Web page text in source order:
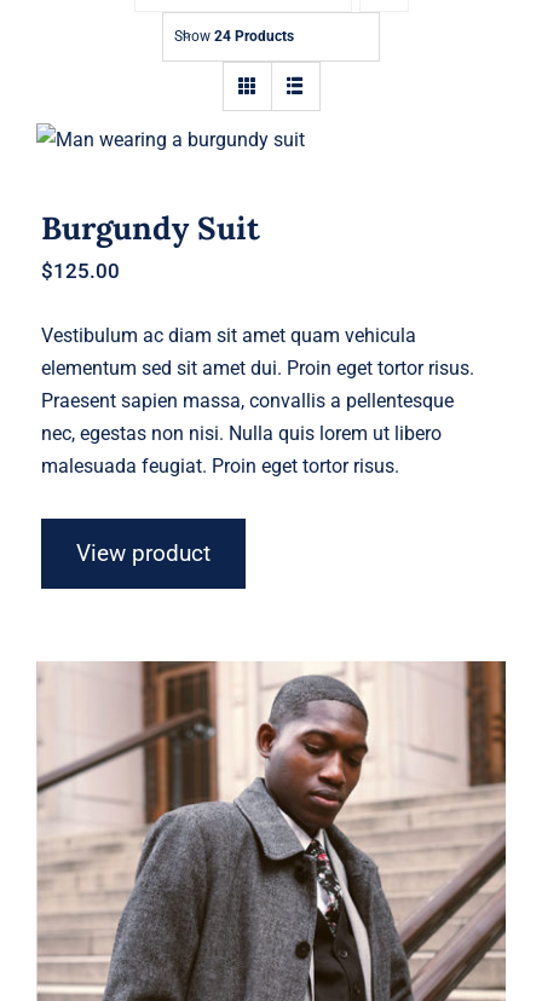
Show 24 Products
Burgundy Suit
Burgundy Suit
$125.00
Vestibulum ac diam sit amet quam vehicula
elementum sed sit amet dui. Proin eget tortor risus.
Praesent sapien massa, convallis a pellentesque
nec, egestas non nisi. Nulla quis lorem ut libero
malesuada feugiat. Proin eget tortor risus.
View product
Men Jacket